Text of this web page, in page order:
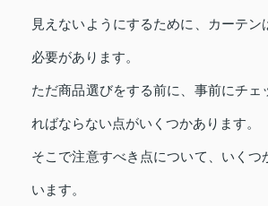
見えないようにするために、カーテン
必要があります。
ただ商品選びをする前に、事前にチェ
ればならない点がいくつかあります。
そこで注意すべき点について、いくつ
います。